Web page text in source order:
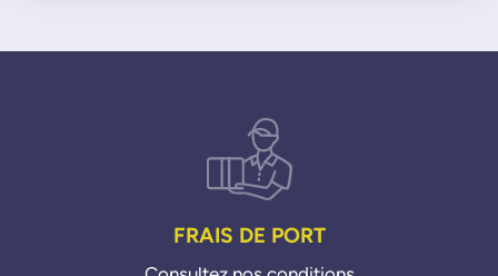
Fiorino D 13c 09>
Punto Turbo 14c 12>
Punto D 13c JTD 03>12
Qubo D 13c 08>FRAIS DE PORT